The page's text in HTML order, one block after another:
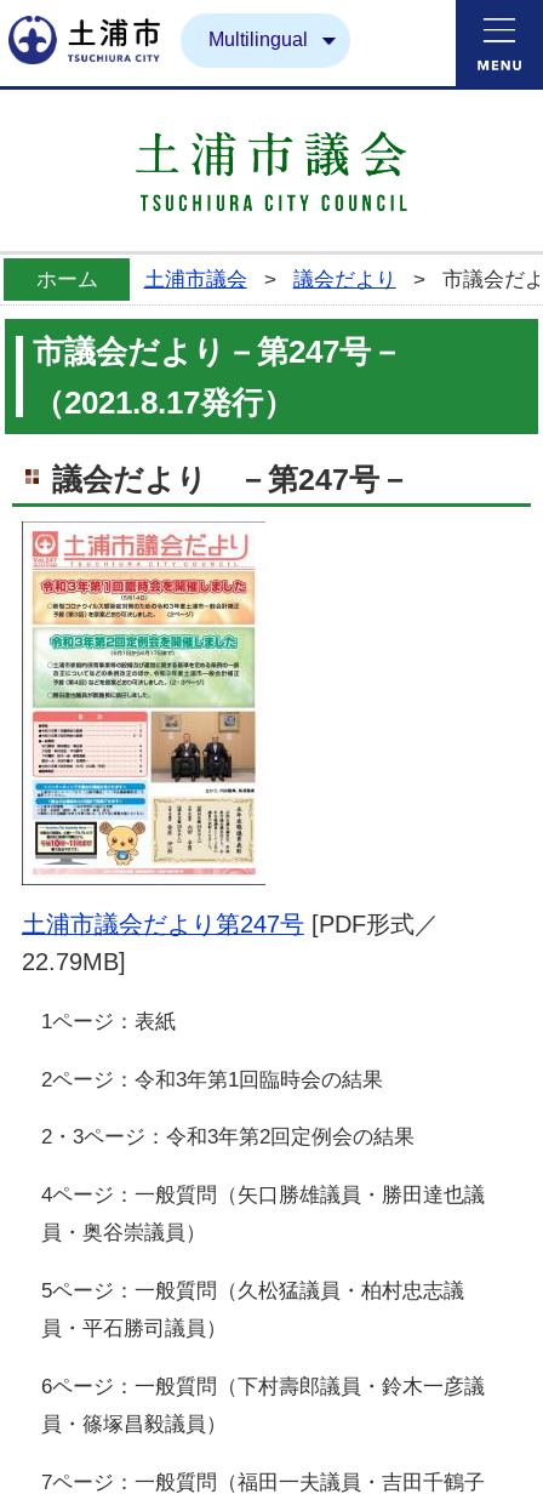
土浦市Multilingual
ホーム 土浦市議会 > 議会だより > 市議会だ
市議会だより－第247号－
（2021.8.17発行）
議会だより －第247号－
土浦市議会だより第247号[PDF形式／
22.79MB]
1ページ：表紙
2ページ：令和3年第1回臨時会の結果
2・3ページ：令和3年第2回定例会の結果
4ページ：一般質問（矢口勝雄議員・勝田達也議
員・奥谷崇議員）
5ページ：一般質問（久松猛議員・柏村忠志議
員・平石勝司議員）
6ページ：一般質問（下村壽郎議員・鈴木一彦議
員・篠塚昌毅議員）
7ページ：一般質問（福田一夫議員・吉田千鶴子